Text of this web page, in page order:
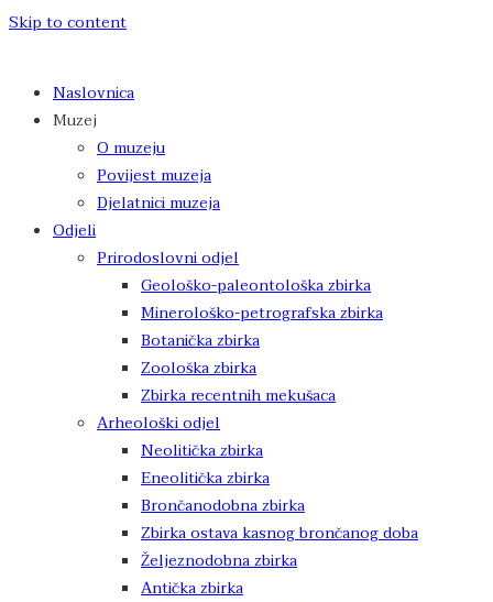
Skip to content
Naslovnica
Muzej
O muzeju
Povijest muzeja
Djelatnici muzeja
Odjeli
Prirodoslovni odjel
Geološko-paleontološka zbirka
Minerološko-petrografska zbirka
Botanička zbirka
Zoološka zbirka
Zbirka recentnih mekušaca
Arheološki odjel
Neolitička zbirka
Eneolitička zbirka
Brončanodobna zbirka
Zbirka ostava kasnog brončanog doba
Željeznodobna zbirka
Antička zbirka